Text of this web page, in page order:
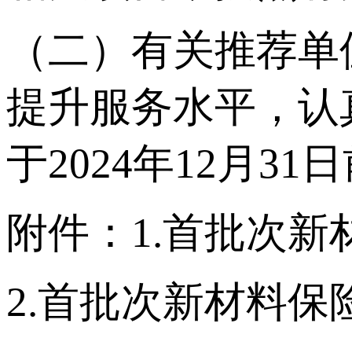
（二）有关推荐
提升服务水平，
于2024年12月31
附件：1.首批次新
2.首批次新材料保